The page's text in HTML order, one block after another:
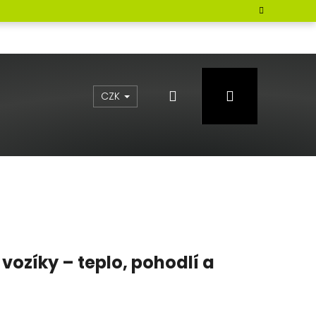
CZK Přihlášení
– teplo, pohodlí a